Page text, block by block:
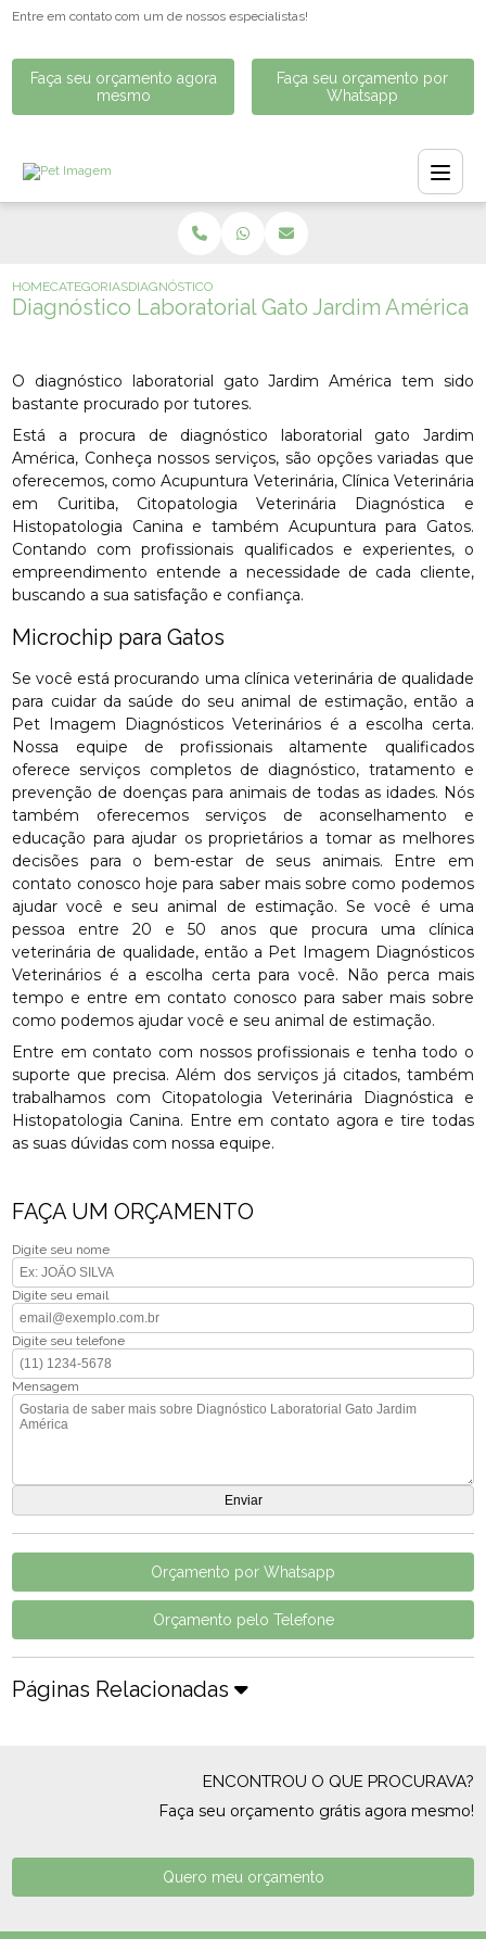
Entre em contato com um de nossos especialistas!
Faça seu orçamento agora
mesmo
Faça seu orçamento por
Whatsapp
HOMECATEGORIASDIAGNÓSTICO LABORATORIAL GATO JARDIM AMÉRICA
Diagnóstico Laboratorial Gato Jardim América
O diagnóstico laboratorial gato Jardim América tem sido
bastante procurado por tutores.
Está a procura de diagnóstico laboratorial gato Jardim
América, Conheça nossos serviços, são opções variadas que
oferecemos, como Acupuntura Veterinária, Clínica Veterinária
em Curitiba, Citopatologia Veterinária Diagnóstica e
Histopatologia Canina e também Acupuntura para Gatos.
Contando com profissionais qualificados e experientes, o
empreendimento entende a necessidade de cada cliente,
buscando a sua satisfação e confiança.
Microchip para Gatos
Se você está procurando uma clínica veterinária de qualidade
para cuidar da saúde do seu animal de estimação, então a
Pet Imagem Diagnósticos Veterinários é a escolha certa.
Nossa equipe de profissionais altamente qualificados
oferece serviços completos de diagnóstico, tratamento e
prevenção de doenças para animais de todas as idades. Nós
também oferecemos serviços de aconselhamento e
educação para ajudar os proprietários a tomar as melhores
decisões para o bem-estar de seus animais. Entre em
contato conosco hoje para saber mais sobre como podemos
ajudar você e seu animal de estimação. Se você é uma
pessoa entre 20 e 50 anos que procura uma clínica
veterinária de qualidade, então a Pet Imagem Diagnósticos
Veterinários é a escolha certa para você. Não perca mais
tempo e entre em contato conosco para saber mais sobre
como podemos ajudar você e seu animal de estimação.
Entre em contato com nossos profissionais e tenha todo o
suporte que precisa. Além dos serviços já citados, também
trabalhamos com Citopatologia Veterinária Diagnóstica e
Histopatologia Canina. Entre em contato agora e tire todas
as suas dúvidas com nossa equipe.
FAÇA UM ORÇAMENTO
Digite seu nome
Digite seu email
Digite seu telefone
Mensagem
Orçamento por Whatsapp
Orçamento pelo Telefone
Páginas Relacionadas
ENCONTROU O QUE PROCURAVA?
Faça seu orçamento grátis agora mesmo!
Quero meu orçamento